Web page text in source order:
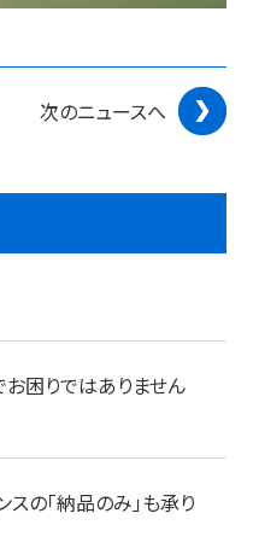
次のニュースへ
お困りではありません
の「納品のみ」も承り